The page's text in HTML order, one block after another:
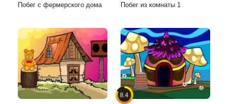
Побег с фермерского дома Побег из комнаты 1
8.4